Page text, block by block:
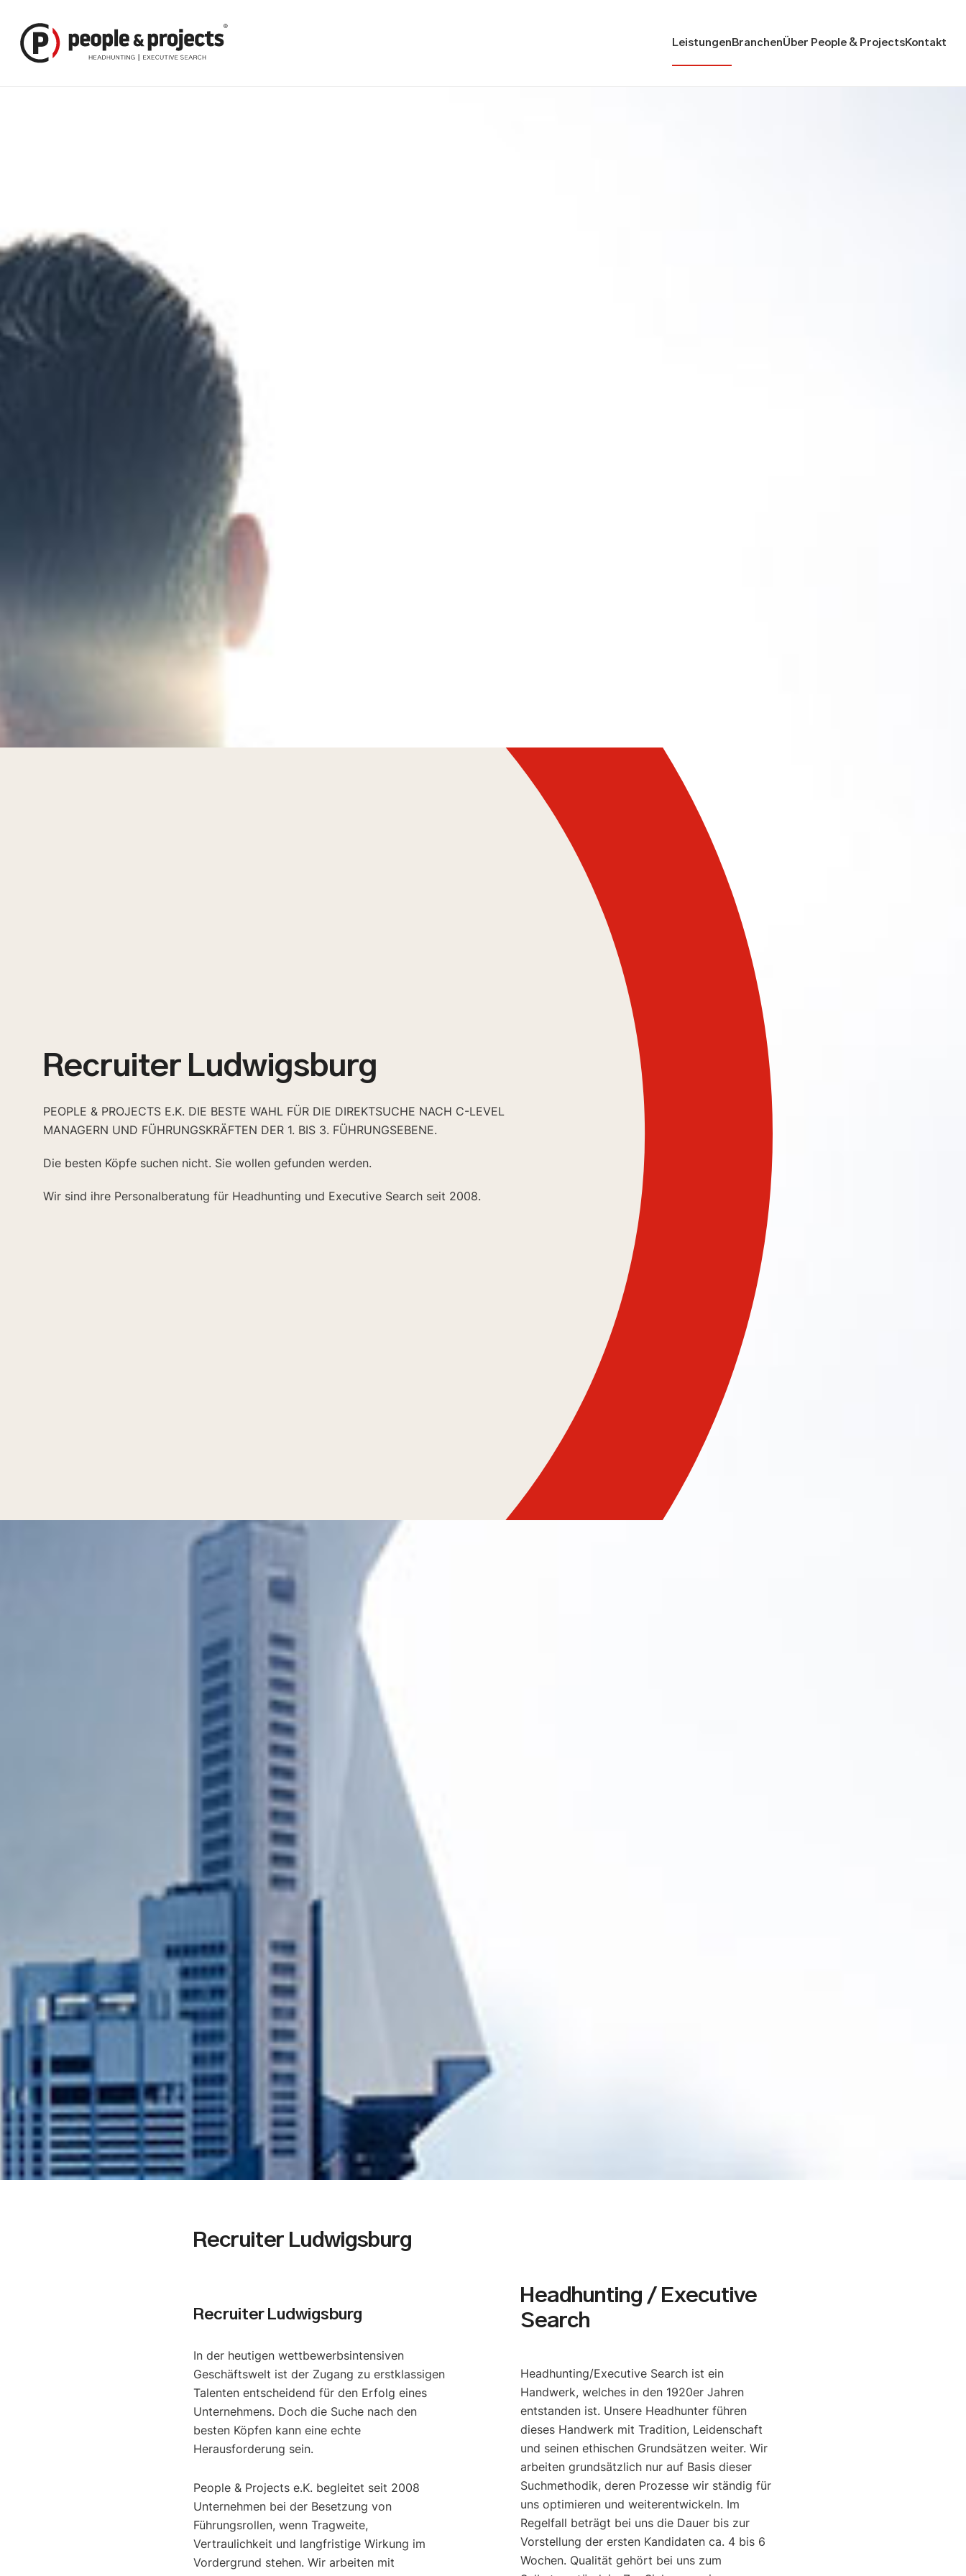
Leistungen BranchenÜber People & Projects Kontakt
Recruiter Ludwigsburg
PEOPLE & PROJECTS E.K. DIE BESTE WAHL FÜR DIE DIREKTSUCHE NACH C-LEVEL
MANAGERN UND FÜHRUNGSKRÄFTEN DER 1. BIS 3. FÜHRUNGSEBENE.
Die besten Köpfe suchen nicht. Sie wollen gefunden werden.
Wir sind ihre Personalberatung für Headhunting und Executive Search seit 2008.
Recruiter Ludwigsburg
Recruiter Ludwigsburg
In der heutigen wettbewerbsintensiven
Geschäftswelt ist der Zugang zu erstklassigen
Talenten entscheidend für den Erfolg eines
Unternehmens. Doch die Suche nach den
besten Köpfen kann eine echte
Herausforderung sein.
People & Projects e.K. begleitet seit 2008
Unternehmen bei der Besetzung von
Führungsrollen, wenn Tragweite,
Vertraulichkeit und langfristige Wirkung im
Vordergrund stehen. Wir arbeiten mit
Headhunting / Executive
Search
Headhunting/Executive Search ist ein
Handwerk, welches in den 1920er Jahren
entstanden ist. Unsere Headhunter führen
dieses Handwerk mit Tradition, Leidenschaft
und seinen ethischen Grundsätzen weiter. Wir
arbeiten grundsätzlich nur auf Basis dieser
Suchmethodik, deren Prozesse wir ständig für
uns optimieren und weiterentwickeln. Im
Regelfall beträgt bei uns die Dauer bis zur
Vorstellung der ersten Kandidaten ca. 4 bis 6
Wochen. Qualität gehört bei uns zum